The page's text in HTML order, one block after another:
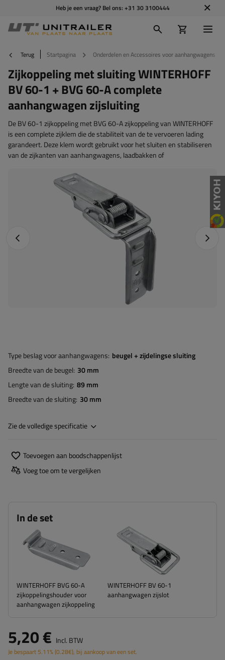
Heb je een vraag? Bel ons: +31 30 3100444
Terug Startpagina Onderdelen en Accessoires voor aanhangwagens
Zijkoppeling met sluiting WINTERHOFF
BV 60-1 + BVG 60-A complete
aanhangwagen zijsluiting
De BV 60-1 zijkoppeling met BVG 60-A zijkoppeling van WINTERHOFF
is een complete zijklem die de stabiliteit van de te vervoeren lading
garandeert. Deze klem wordt gebruikt voor het sluiten en stabiliseren
van de zijkanten van aanhangwagens, laadbakken of
Vorige foto
Type beslag voor aanhangwagens beugel + zijdelingse sluiting
Breedte van de beugel 30 mm
Lengte van de sluiting 89 mm
Breedte van de sluiting 30 mm
Zie de volledige specificatie
Toevoegen aan boodschappenlijst
Voeg toe om te vergelijken
In de set
WINTERHOFF BVG 60-A
zijkoppelingshouder voor
aanhangwagen zijkoppeling
WINTERHOFF BV 60-1
aanhangwagen zijslot
5,20 € Incl. BTW
Je bespaart 5.11%(0.28€), bij aankoop van een set.